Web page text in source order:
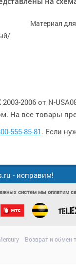
Материал
2006 от N-
На все товары
555-85-81. Если
- исправим!
систем мы оплатим
Возврат и обмен